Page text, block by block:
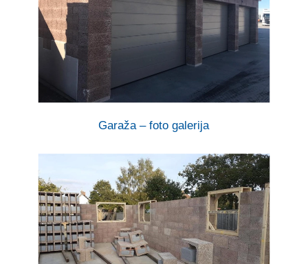
Garaža – foto galerija